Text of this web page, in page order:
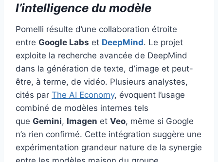
l’intelligence du modèle
Pomelli résulte d’une collaboration étroite
entre Google Labs et DeepMind. Le projet
exploite la recherche avancée de DeepMind
dans la génération de texte, d’image et peut-
être, à terme, de vidéo. Plusieurs analystes,
cités par The AI Economy, évoquent l’usage
combiné de modèles internes tels
que Gemini, Imagen et Veo, même si Google
n’a rien confirmé. Cette intégration suggère une
expérimentation grandeur nature de la synergie